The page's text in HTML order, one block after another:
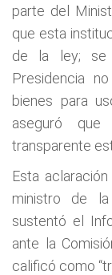
parte del
que esta
de la ley; se
Presidencia
bienes para
aseguró
transparente
Esta
ministro de la
sustentó el
ante la
calificó como